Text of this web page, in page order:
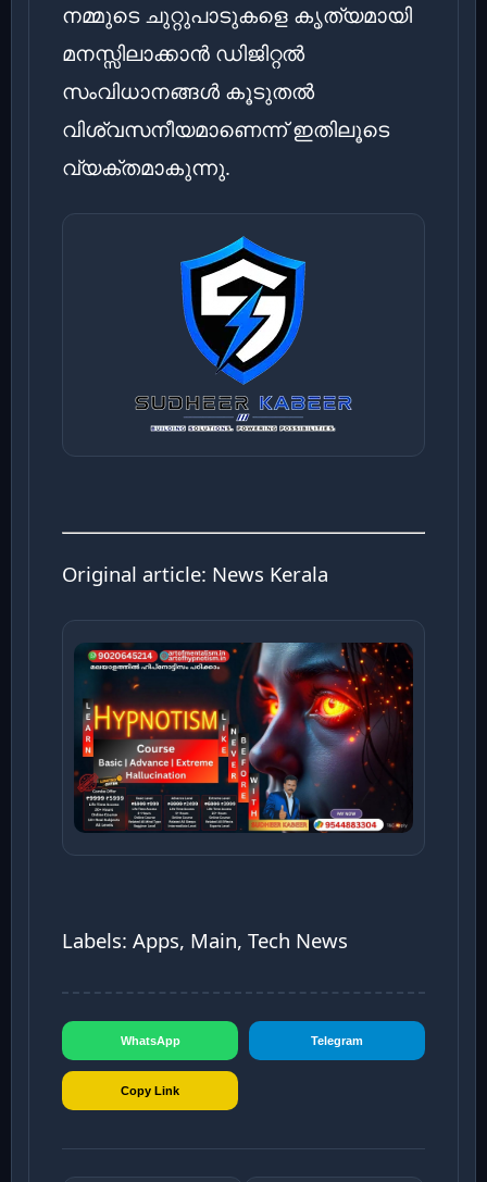
നമ്മുടെ ചുറ്റുപാടുകളെ കൃത്യമായി
മനസ്സിലാക്കാൻ ഡിജിറ്റൽ
സംവിധാനങ്ങൾ കൂടുതൽ
വിശ്വസനീയമാണെന്ന് ഇതിലൂടെ
വ്യക്തമാകുന്നു.
Original article: News Kerala
Labels: Apps, Main, Tech News
WhatsApp Telegram
Copy Link